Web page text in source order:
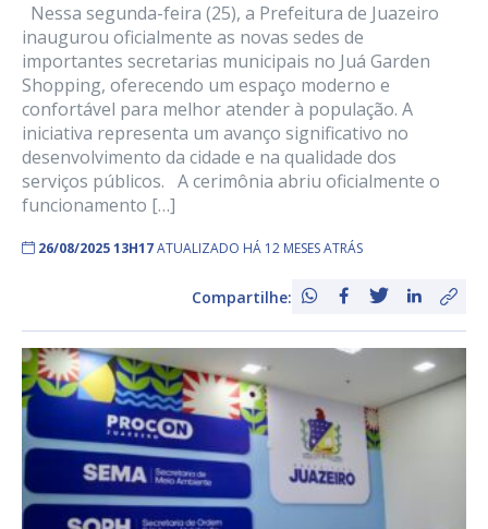
Nessa segunda-feira (25), a Prefeitura de Juazeiro
inaugurou oficialmente as novas sedes de
importantes secretarias municipais no Juá Garden
Shopping, oferecendo um espaço moderno e
confortável para melhor atender à população. A
iniciativa representa um avanço significativo no
desenvolvimento da cidade e na qualidade dos
serviços públicos. A cerimônia abriu oficialmente o
funcionamento […]
26/08/2025 13H17ATUALIZADO HÁ 12 MESES ATRÁS
Compartilhe: